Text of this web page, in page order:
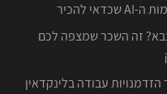
זה השכר שמצפה לכם
עבודה בלינקדאין